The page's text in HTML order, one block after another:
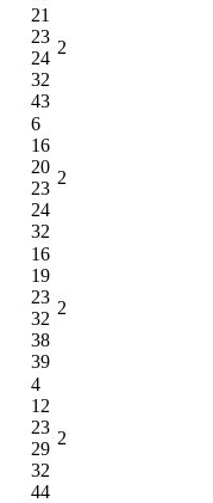
21
23
24
32
43
2
6
16
20
23
24
32
2
16
19
23
32
38
39
2
4
12
23
29
32
44
2